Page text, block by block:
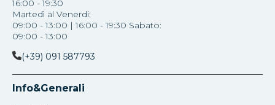
16:00 - 19:30
Martedì al Venerdi:
09:00 - 13:00 | 16:00 - 19:30 Sabato:
09:00 - 13:00
(+39) 091 587793
Info&Generali